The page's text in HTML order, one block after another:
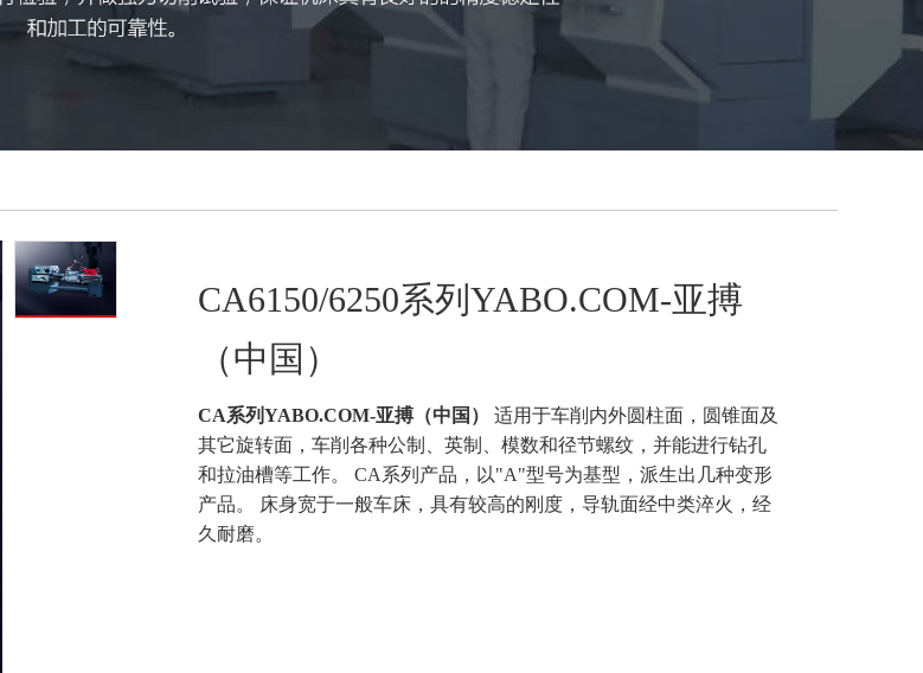
CA6150/6250系列YABO.COM-亚搏
（中国）
CA系列YABO.COM-亚搏（中国） 适用于车削内外圆柱面，圆锥面及
其它旋转面，车削各种公制、英制、模数和径节螺纹，并能进行钻孔
和拉油槽等工作。 CA系列产品，以"A"型号为基型，派生出几种变形
产品。 床身宽于一般车床，具有较高的刚度，导轨面经中类淬火，经
久耐磨。